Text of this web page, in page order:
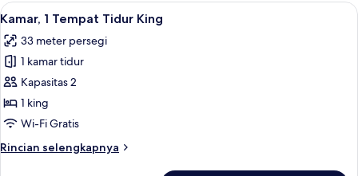
kamar
Lihat
semua
foto
untuk
Kamar,
1
Tempat
King
Seprai premium, brankas, meja
10
Kamar, 1 Tempat Tidur King
33 meter persegi
1 kamar tidur
Kapasitas 2
1 king
Wi-Fi Gratis
Rincian selengkapnya
Rincian